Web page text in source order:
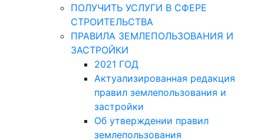
ПОЛУЧИТЬ УСЛУГИ В СФЕРЕ
СТРОИТЕЛЬСТВА
ПРАВИЛА ЗЕМЛЕПОЛЬЗОВАНИЯ И
ЗАСТРОЙКИ
2021 ГОД
Актуализированная редакция
правил землепользования и
застройки
Об утверждении правил
землепользования